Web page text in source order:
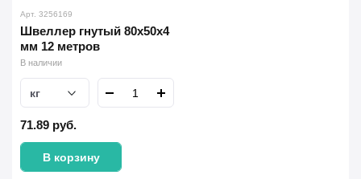
Арт. 3256169
Швеллер гнутый 80х50х4
мм 12 метров
В наличии
кг
71.89 руб.
В корзину